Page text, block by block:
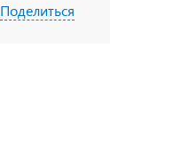
Поделиться